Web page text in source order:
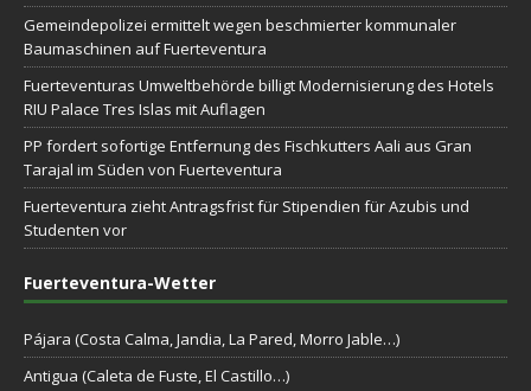
Gemeindepolizei ermittelt wegen beschmierter kommunaler
Baumaschinen auf Fuerteventura
Fuerteventuras Umweltbehörde billigt Modernisierung des Hotels
RIU Palace Tres Islas mit Auflagen
PP fordert sofortige Entfernung des Fischkutters Aali aus Gran
Tarajal im Süden von Fuerteventura
Fuerteventura zieht Antragsfrist für Stipendien für Azubis und
Studenten vor
Fuerteventura-Wetter
Pájara (Costa Calma, Jandia, La Pared, Morro Jable…)
Antigua (Caleta de Fuste, El Castillo…)